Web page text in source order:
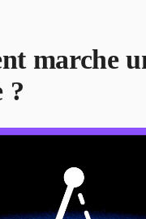
marche
?